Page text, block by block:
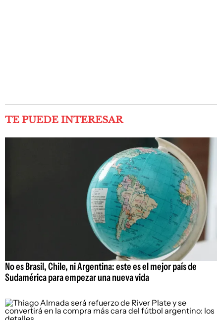
TE PUEDE INTERESAR
No es Brasil, Chile, ni Argentina: este es el mejor país de
Sudamérica para empezar una nueva vida